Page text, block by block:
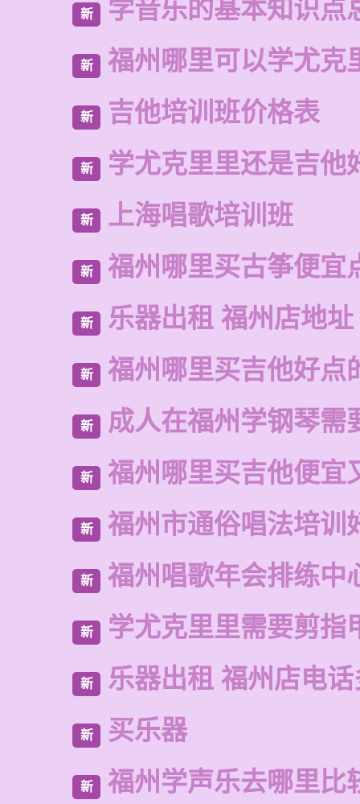
新 学音乐的基本知识点
新 福州哪里可以学尤克
新 吉他培训班价格表
新 学尤克里里还是吉他
新 上海唱歌培训班
新 福州哪里买古筝便宜
新 乐器出租 福州店地址
新 福州哪里买吉他好点
新 成人在福州学钢琴需
新 福州哪里买吉他便宜
新 福州市通俗唱法培训
新 福州唱歌年会排练中
新 学尤克里里需要剪指
新 乐器出租 福州店电
新 买乐器
新 福州学声乐去哪里比